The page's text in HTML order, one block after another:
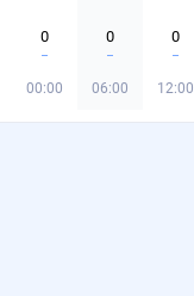
0
00:00
0
06:00
0
12:00